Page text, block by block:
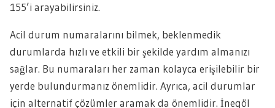
155’i arayabilirsiniz.
Acil durum numaralarını bilmek, beklenmedik
durumlarda hızlı ve etkili bir şekilde yardım almanızı
sağlar. Bu numaraları her zaman kolayca erişilebilir bir
yerde bulundurmanız önemlidir. Ayrıca, acil durumlar
için alternatif çözümler aramak da önemlidir. İnegöl